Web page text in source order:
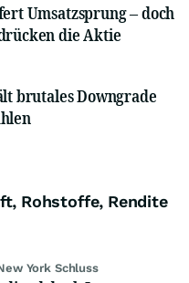
Umsatzsprung – doch
die Aktie
brutales Downgrade
Rohstoffe, Rendite
York Schluss